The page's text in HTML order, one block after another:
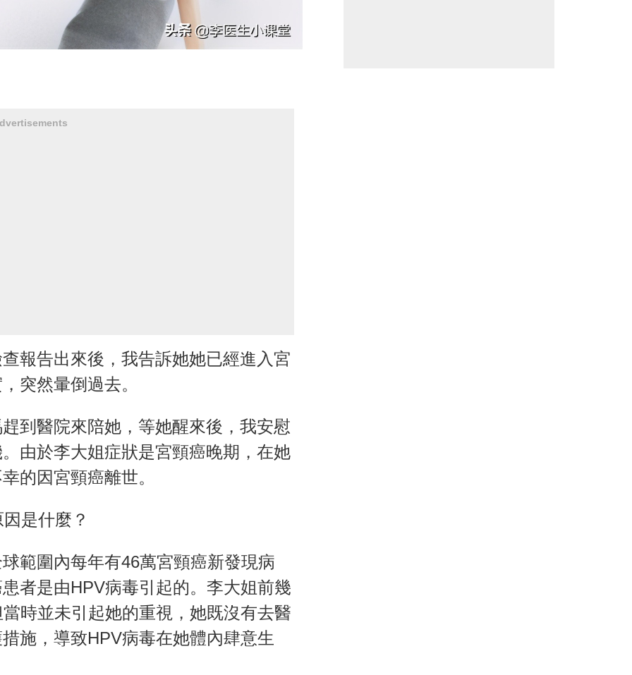
報告出來後，我告訴她她已經進入宮
突然暈倒過去。
到醫院來陪她，等她醒來後，我安慰
由於李大姐症狀是宮頸癌晚期，在她
的因宮頸癌離世。
是什麼？
範圍內每年有46萬宮頸癌新發現病
者是由HPV病毒引起的。李大姐前幾
時並未引起她的重視，她既沒有去醫
施，導致HPV病毒在她體內肆意生